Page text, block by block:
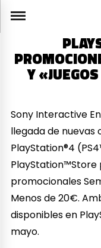
Y
Sony Interactive
llegada de
PlayStation®4
PlayStation™Store
promocionales
Menos de 20€.
disponibles en
mayo.